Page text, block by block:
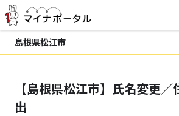
島根県松江市
【島根県松江市】氏名変更
出